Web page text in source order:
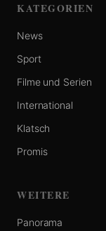
KATEGORIEN
News
Sport
Filme und Serien
International
Klatsch
Promis
WEITERE
Panorama